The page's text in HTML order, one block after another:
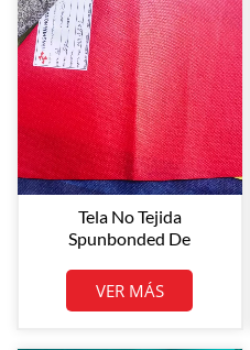
Tela No Tejida
Spunbonded De
70526 Para La Fabricación
De Bolsas Y Fundas Para
VER MÁS